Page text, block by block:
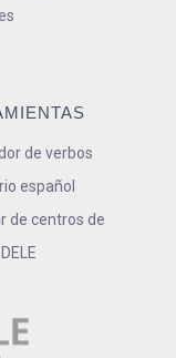
de verbos
español
de centros de